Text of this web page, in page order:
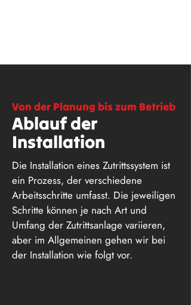
Von der Planung bis zum Betrieb
Ablauf der
Installation
Die Installation eines Zutrittssystem ist
ein Prozess, der verschiedene
Arbeitsschritte umfasst. Die jeweiligen
Schritte können je nach Art und
Umfang der Zutrittsanlage variieren,
aber im Allgemeinen gehen wir bei
der Installation wie folgt vor.